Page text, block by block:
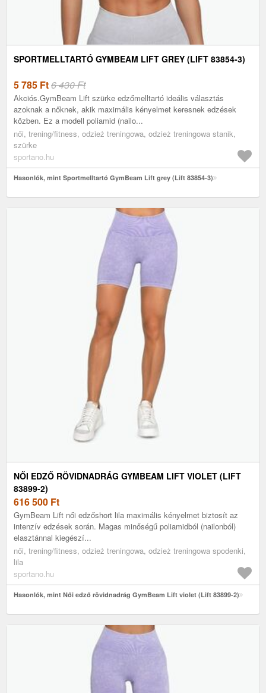
SPORTMELLTARTÓ GYMBEAM LIFT GREY (LIFT 83854-3)
5 785 Ft6 430 Ft
Akciós.GymBeam Lift szürke edzőmelltartó ideális választás
azoknak a nőknek, akik maximális kényelmet keresnek edzések
közben. Ez a modell poliamid (nailo...
női, trening/fitness, odzież treningowa, odzież treningowa stanik,
szürke
sportano.hu
Hasonlók, mint Sportmelltartó GymBeam Lift grey (Lift 83854-3)
NŐI EDZŐ RÖVIDNADRÁG GYMBEAM LIFT VIOLET (LIFT
83899-2)
616 500 Ft
GymBeam Lift női edzőshort lila maximális kényelmet biztosít az
intenzív edzések során. Magas minőségű poliamidból (nailonból)
elasztánnal kiegészí...
női, trening/fitness, odzież treningowa, odzież treningowa spodenki,
lila
sportano.hu
Hasonlók, mint Női edző rövidnadrág GymBeam Lift violet (Lift 83899-2)